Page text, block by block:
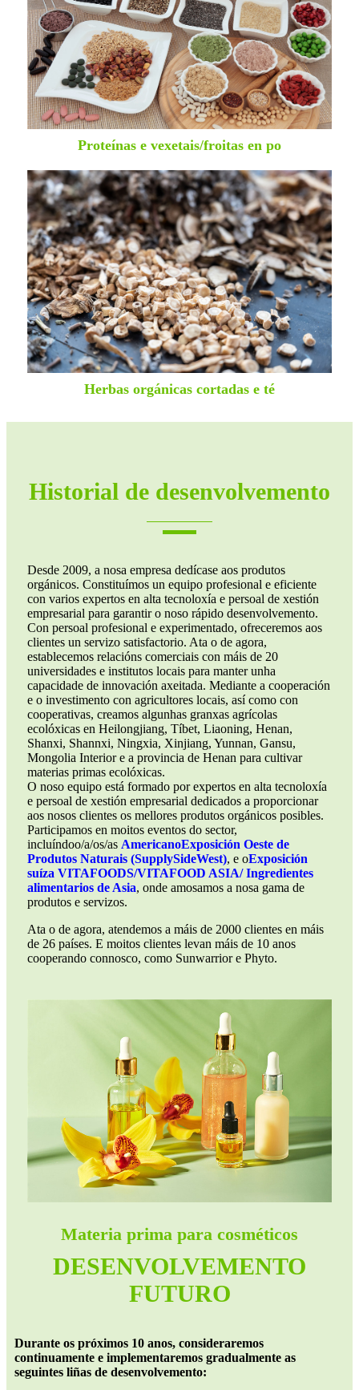
Proteínas e vexetais/froitas en po
Herbas orgánicas cortadas e té
Historial de desenvolvemento
Desde 2009, a nosa empresa dedícase aos produtos
orgánicos. Constituímos un equipo profesional e eficiente
con varios expertos en alta tecnoloxía e persoal de xestión
empresarial para garantir o noso rápido desenvolvemento.
Con persoal profesional e experimentado, ofreceremos aos
clientes un servizo satisfactorio. Ata o de agora,
establecemos relacións comerciais con máis de 20
universidades e institutos locais para manter unha
capacidade de innovación axeitada. Mediante a cooperación
e o investimento con agricultores locais, así como con
cooperativas, creamos algunhas granxas agrícolas
ecolóxicas en Heilongjiang, Tíbet, Liaoning, Henan,
Shanxi, Shannxi, Ningxia, Xinjiang, Yunnan, Gansu,
Mongolia Interior e a provincia de Henan para cultivar
materias primas ecolóxicas.
O noso equipo está formado por expertos en alta tecnoloxía
e persoal de xestión empresarial dedicados a proporcionar
aos nosos clientes os mellores produtos orgánicos posibles.
Participamos en moitos eventos do sector,
incluíndoo/a/os/as AmericanoExposición Oeste de
Produtos Naturais (SupplySideWest), e oExposición
suíza VITAFOODS/VITAFOOD ASIA/ Ingredientes
alimentarios de Asia, onde amosamos a nosa gama de
produtos e servizos.
Ata o de agora, atendemos a máis de 2000 clientes en máis
de 26 países. E moitos clientes levan máis de 10 anos
cooperando connosco, como Sunwarrior e Phyto.
Materia prima para cosméticos
DESENVOLVEMENTO
FUTURO
Durante os próximos 10 anos, consideraremos
continuamente e implementaremos gradualmente as
seguintes liñas de desenvolvemento: